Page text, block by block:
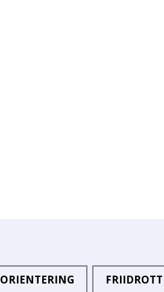
ORIENTERING FRIIDROTT